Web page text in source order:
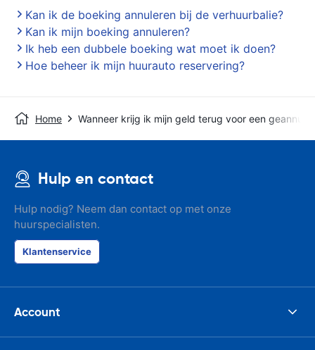
Kan ik de boeking annuleren bij de verhuurbalie?
Kan ik mijn boeking annuleren?
Ik heb een dubbele boeking wat moet ik doen?
Hoe beheer ik mijn huurauto reservering?
Home Wanneer krijg ik mijn geld terug voor een
Hulp en contact
Hulp nodig? Neem dan contact op met onze
huurspecialisten.
Klantenservice
Account